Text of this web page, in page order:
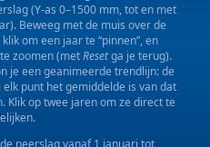
Verschil:+46,3 mm
(Y-as 0–1500 mm, tot en met
Beweeg met de muis over de
om een jaar te “pinnen”, en
zoomen (metResetga je terug).
je een geanimeerde trendlijn: de
elk punt het gemiddelde is van dat
Klik op twee jaren om ze direct te